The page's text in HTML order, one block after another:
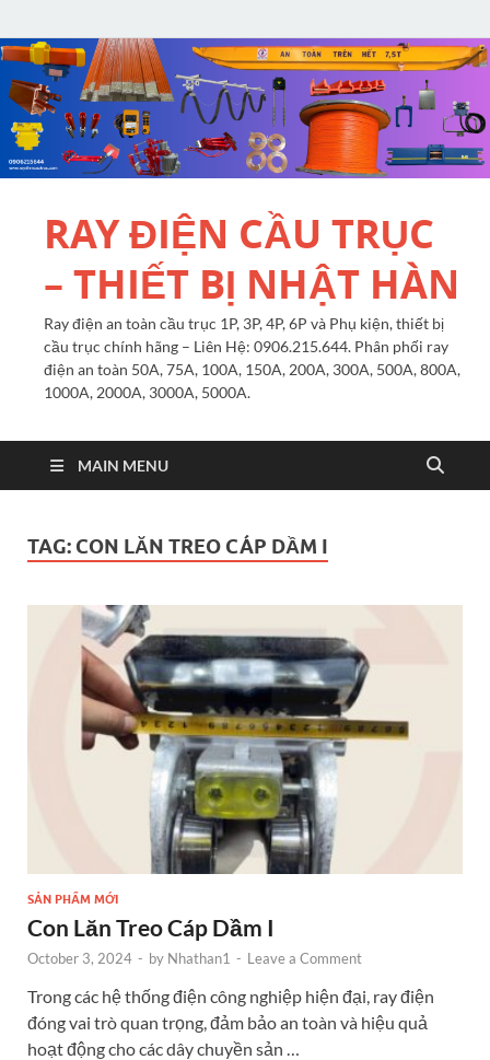
RAY ĐIỆN CẦU TRỤC
– THIẾT BỊ NHẬT HÀN
Ray điện an toàn cầu trục 1P, 3P, 4P, 6P và Phụ kiện, thiết bị
cầu trục chính hãng – Liên Hệ: 0906.215.644. Phân phối ray
điện an toàn 50A, 75A, 100A, 150A, 200A, 300A, 500A, 800A,
1000A, 2000A, 3000A, 5000A.
MAIN MENU
TAG: CON LĂN TREO CÁP DẦM I
SẢN PHẨM MỚI
Con Lăn Treo Cáp Dầm I
October 3, 2024 - by Nhathan1 - Leave a Comment
Trong các hệ thống điện công nghiệp hiện đại, ray điện
đóng vai trò quan trọng, đảm bảo an toàn và hiệu quả
hoạt động cho các dây chuyền sản …